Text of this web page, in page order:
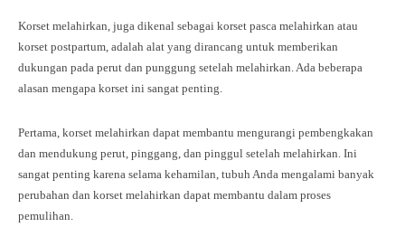
Korset melahirkan, juga dikenal sebagai korset pasca melahirkan atau
korset postpartum, adalah alat yang dirancang untuk memberikan
dukungan pada perut dan punggung setelah melahirkan. Ada beberapa
alasan mengapa korset ini sangat penting.
Pertama, korset melahirkan dapat membantu mengurangi pembengkakan
dan mendukung perut, pinggang, dan pinggul setelah melahirkan. Ini
sangat penting karena selama kehamilan, tubuh Anda mengalami banyak
perubahan dan korset melahirkan dapat membantu dalam proses
pemulihan.